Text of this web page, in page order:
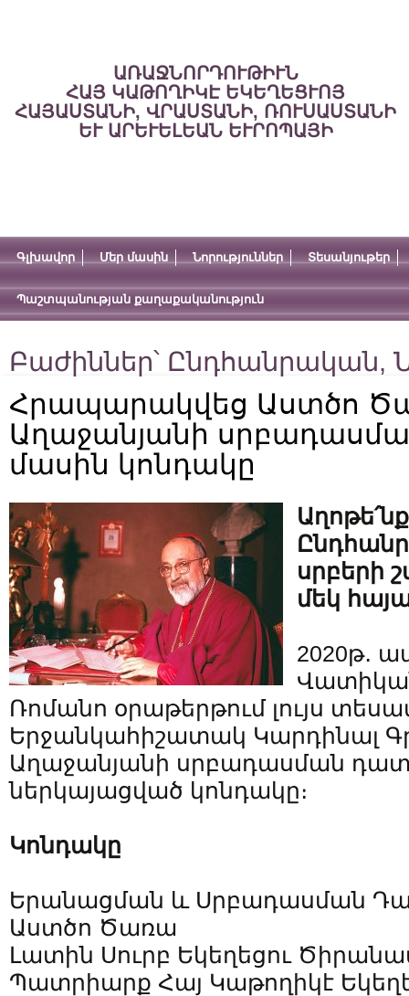
ԱՌԱՋՆՈՐԴՈՒԹԻՒՆ
ՀԱՅ ԿԱԹՈՂԻԿԷ ԵԿԵՂԵՑՒՈՅ
ՀԱՅԱՍՏԱՆԻ, ՎՐԱՍՏԱՆԻ, ՌՈՒՍԱՍՏԱՆԻ
ԵՒ ԱՐԵՒԵԼԵԱՆ ԵՒՐՈՊԱՅԻ
Գլխավոր Մեր մասին Նորություններ Տեսանյութեր
Պաշտպանության քաղաքականություն
Բաժիններ՝ Ընդհանրական,
Հրապարակվեց Աստծո
Աղաջանյանի
մասին կոնդակը
սրբերի
մեկ
2020թ․
Ռոմանո օրաթերթում լույս
Երջանկահիշատակ Կարդինալ
Աղաջանյանի սրբադասման
ներկայացված կոնդակը։
Կոնդակը
Երանացման և Սրբադասման
Աստծո Ծառա
Լատին Սուրբ Եկեղեցու
Պատրիարք Հայ Կաթողիկէ